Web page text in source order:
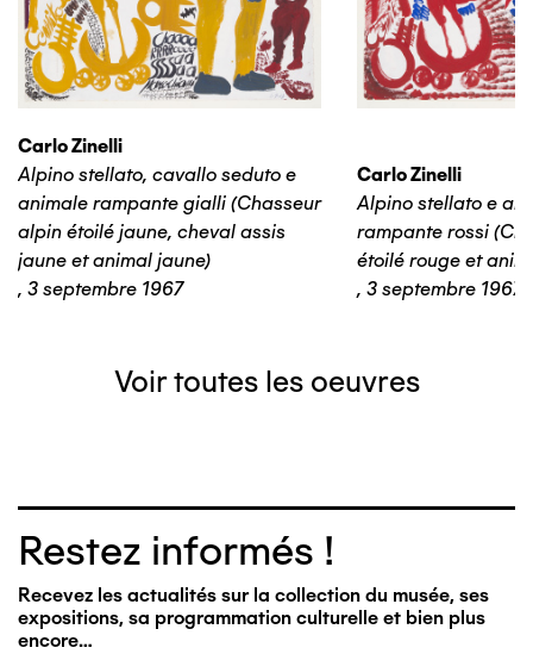
Carlo Zinelli
Alpino stellato, cavallo seduto e
animale rampante gialli (Chasseur
alpin étoilé jaune, cheval assis
jaune et animal jaune)
, 3 septembre 1967
Carlo Zinelli
Alpino stellato e
rampante rossi
étoilé rouge et
, 3 septembre 1967
Voir toutes les oeuvres
Restez informés !
Recevez les actualités sur la collection du musée, ses
expositions, sa programmation culturelle et bien plus
encore…